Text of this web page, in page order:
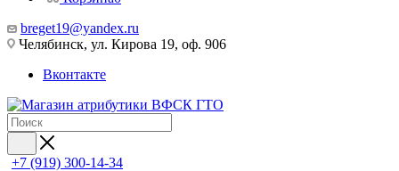
breget19@yandex.ru
Челябинск, ул. Кирова 19, оф. 906
Вконтакте
+7 (919) 300-14-34